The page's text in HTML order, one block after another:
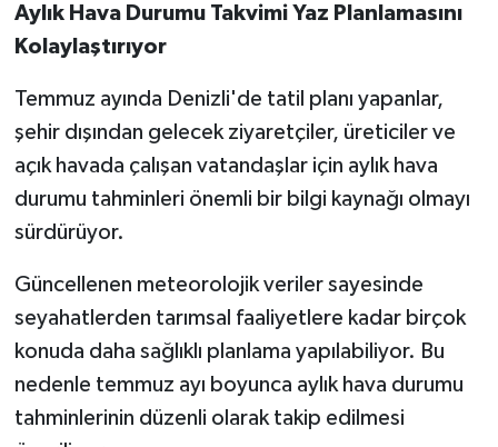
Aylık Hava Durumu Takvimi Yaz Planlamasını
Kolaylaştırıyor
Temmuz ayında Denizli'de tatil planı yapanlar,
şehir dışından gelecek ziyaretçiler, üreticiler ve
açık havada çalışan vatandaşlar için aylık hava
durumu tahminleri önemli bir bilgi kaynağı olmayı
sürdürüyor.
Güncellenen meteorolojik veriler sayesinde
seyahatlerden tarımsal faaliyetlere kadar birçok
konuda daha sağlıklı planlama yapılabiliyor. Bu
nedenle temmuz ayı boyunca aylık hava durumu
tahminlerinin düzenli olarak takip edilmesi